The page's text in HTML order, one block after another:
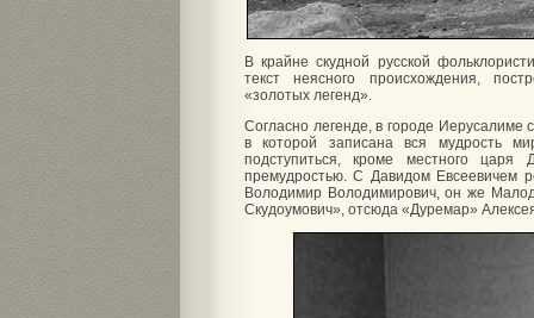
В крайне скудной русской
текст неясного происхождения,
«золотых легенд».
Согласно легенде, в городе Иерусалиме
в которой записана вся мудрость
подступиться, кроме местного царя
премудростью. С Давидом Евсеевичем
Володимир Володимирович, он же
Скудоумович», отсюда «Дуремар»